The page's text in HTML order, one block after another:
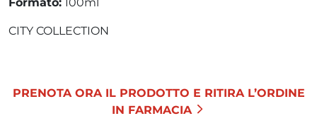
CITY COLLECTION
PRENOTA ORA IL PRODOTTO E RITIRA L’ORDINE
IN FARMACIA